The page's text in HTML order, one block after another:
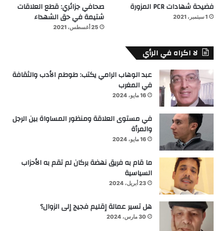
فضيحة شهادات PCR المزورة
1 سبتمبر، 2021
صحافي جزائري: قطع العلاقات
شتيمة في حق الشهداء
25 أغسطس، 2021
لا اكراه في الرأي
عبد الوهاب الرامي يكتب: طوطم الأدب والثقافة
في المغرب
16 مايو، 2024
في مستوى العلاقة ومنظور المساواة بين الرجل
والمرأة
16 مايو، 2024
ما قام به فريق نهضة بركان لم تقم به الأحزاب
السياسية
23 أبريل، 2024
هل تسير عمالة إقليم فجيج إلى الزوال؟
30 مارس، 2024